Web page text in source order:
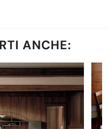
ANCHE: